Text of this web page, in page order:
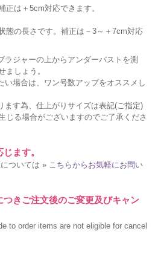
正は＋5cm対応できます。
態の長さです。補正は－3～＋7cm対応
ラジャーの上からアンダーバストを測
ましょう。
い場合は、ワン号数アップをオススメし
ます為、仕上がりサイズは表記(ご指定)
じる場合がございますのでご了承くださ
ます。
ついては » こちらからお気軽にお問い
きご注文後のご変更及びキャン
to order items are not eligible for cancel